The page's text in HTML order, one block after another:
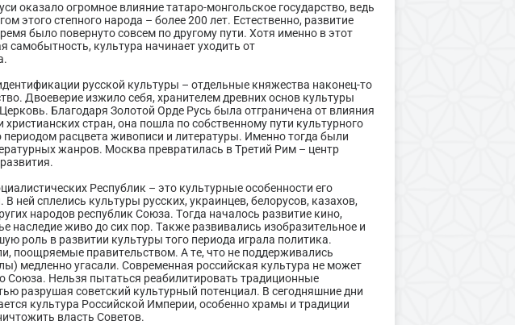
оказало огромное влияние татаро-монгольское государство, ведь
этого степного народа – более 200 лет. Естественно, развитие
было повернуто совсем по другому пути. Хотя именно в этот
самобытность, культура начинает уходить от
русской культуры – отдельные княжества наконец-то
Двоеверие изжило себя, хранителем древних основ культуры
Благодаря Золотой Орде Русь была отграничена от влияния
христианских стран, она пошла по собственному пути культурного
периодом расцвета живописи и литературы. Именно тогда были
жанров. Москва превратилась в Третий Рим – центр
Республик – это культурные особенности его
ней сплелись культуры русских, украинцев, белорусов, казахов,
народов республик Союза. Тогда началось развитие кино,
наследие живо до сих пор. Также развивались изобразительное и
роль в развитии культуры того периода играла политика.
поощряемые правительством. А те, что не поддерживались
медленно угасали. Современная российская культура не может
Союза. Нельзя пытаться реабилитировать традиционные
разрушая советский культурный потенциал. В сегодняшние дни
культура Российской Империи, особенно храмы и традиции
власть Советов.